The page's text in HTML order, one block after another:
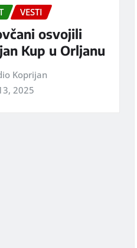
VESTI
osvojili
Kup u Orljanu
Koprijan
2025